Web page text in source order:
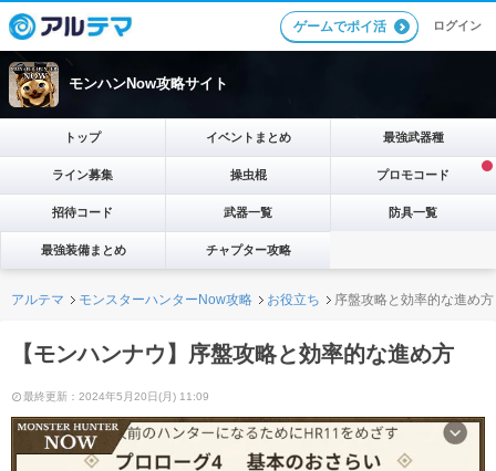
ゲームでポイ活 ログイン
モンハンNow攻略サイト
トップ イベントまとめ 最強武器種
ライン募集 操虫棍 プロモコード
招待コード 武器一覧 防具一覧
最強装備まとめ チャプター攻略
アルテマ モンスターハンターNow攻略 お役立ち 序盤攻略と効率的な進め方
【モンハンナウ】序盤攻略と効率的な進め方
最終更新：2024年5月20日(月) 11:09